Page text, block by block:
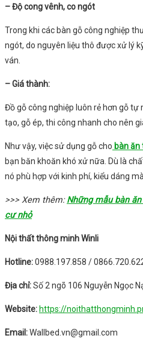
– Độ cong vênh, co ngót
Trong khi các bàn gỗ công nghiệp
ngót, do nguyên liệu thô được xử lý
ván.
– Giá thành:
Đồ gỗ công nghiệp luôn rẻ hơn gỗ tự
tạo, gỗ ép, thi công nhanh cho nên
Như vậy, việc sử dụng gỗ cho bàn
bạn băn khoăn khó xử nữa. Dù là
nó phù hợp với kinh phí, kiểu dáng
>>> Xem thêm:Những mẫu bàn
cư nhỏ
Nội thất thông minh Winli
Hotline:0988.197.858 /
Địa chỉ:Số 2 ngõ 106 Nguyễn Ngọc
Website: https://
Email:Wallbed.vn@gmail.com